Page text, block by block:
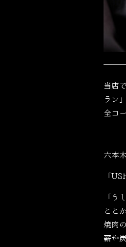
当店
ラン
全コ
六本
「
「う
ここ
焼肉
薪や